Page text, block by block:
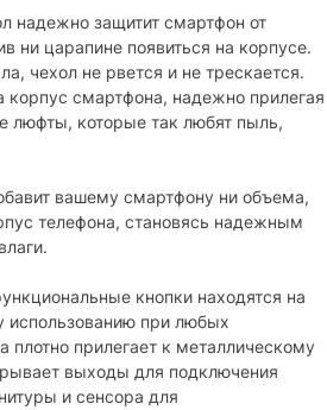
надежно защитит смартфон от
ни царапине появиться на корпусе.
чехол не рвется и не трескается.
корпус смартфона, надежно прилегая
люфты, которые так любят пыль,
вашему смартфону ни объема,
телефона, становясь надежным
кнопки находятся на
использованию при любых
плотно прилегает к металлическому
выходы для подключения
и сенсора для